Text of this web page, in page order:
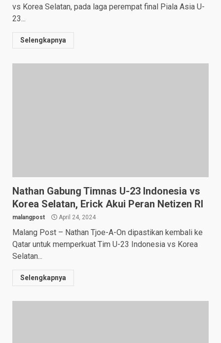
vs Korea Selatan, pada laga perempat final Piala Asia U-
23...
Selengkapnya
Nathan Gabung Timnas U-23 Indonesia vs
Korea Selatan, Erick Akui Peran Netizen RI
malangpost April 24, 2024
Malang Post – Nathan Tjoe-A-On dipastikan kembali ke
Qatar untuk memperkuat Tim U-23 Indonesia vs Korea
Selatan...
Selengkapnya